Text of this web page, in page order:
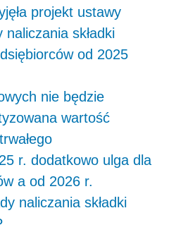
projekt ustawy
składki
od 2025
nie będzie
wartość
r. dodatkowo ulga dla
a od 2026 r.
naliczania składki